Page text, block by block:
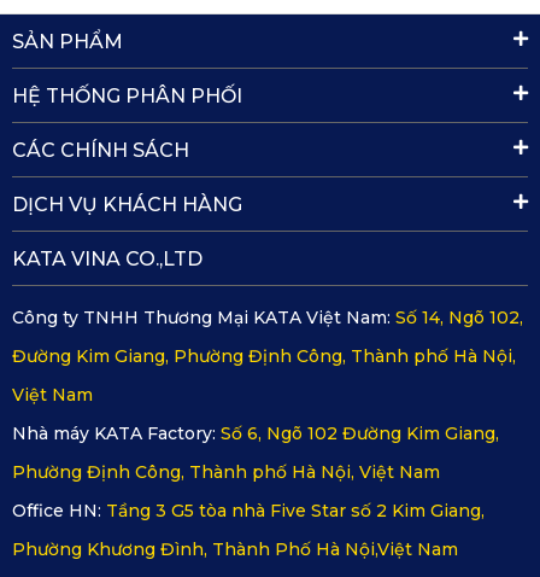
Thảm 360 ô tô nhà KATA có độ dày chuẩn 2mm, không gây
cộm cấn khi lắp đặt
Thiết kế hoa văn kim cương sang trọng
Bề mặt thảm sở hữu các đường vân kim cương tinh tế,
Bề mặt kháng nước, chống nấm mốc
Với lớp phủ PVC cao cấp, thảm sàn ô tô 360 Mercedes
EQS 2022 nhà KATA chống thấm nước hoàn toàn, đồng
SẢN PHẨM
HỆ THỐNG PHÂN PHỐI
CÁC CHÍNH SÁCH
DỊCH VỤ KHÁCH HÀNG
KATA VINA CO.,LTD
Công ty TNHH Thương Mại KATA Việt Nam: Số 14, Ngõ 102,
Đường Kim Giang, Phường Định Công, Thành phố Hà Nội,
Việt Nam
Nhà máy KATA Factory: Số 6, Ngõ 102 Đường Kim Giang,
Phường Định Công, Thành phố Hà Nội, Việt Nam
Office HN: Tầng 3 G5 tòa nhà Five Star số 2 Kim Giang,
Phường Khương Đình, Thành Phố Hà Nội,Việt Nam